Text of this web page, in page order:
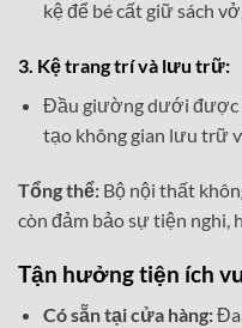
kệ để bé cất giữ sách
3. Kệ trang trí và lưu trữ:
Đầu giường dưới được
tạo không gian lưu trữ
Tổng thể: Bộ nội thất
còn đảm bảo sự tiện nghi,
Tận hưởng tiện ích
Có sẵn tại cửa hàng:Đa